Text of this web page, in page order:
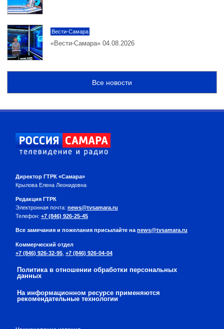
Вести-Самара
«Вести-Самара» 04.08.2026
Все новости
Директор ГТРК «Самара»
Крылова Елена Леонидовна
Редакция ГТРК
Электронная почта: news@tvsamara.ru
Телефон: +7 (846) 926-25-45
Все замечания и пожелания присылайте наnews@tvsamara.ru
Коммерческий отдел
+7 (846) 926-32-95 +7 (846) 926-04-04
Политика в отношении обработки персональных
данных
На информационном ресурсе применяются
рекомендательные технологии